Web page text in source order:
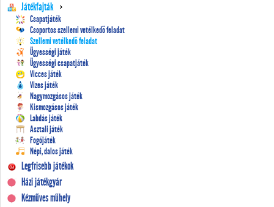
Játékfajták
Csapatjáték
Csoportos szellemi vetélkedő feladat
Szellemi vetélkedő feladat
Ügyességi játék
Ügyességi csapatjáték
Vicces játék
Vizes játék
Nagymozgásos játék
Kismozgásos játék
Labdás játék
Asztali játék
Fogójáték
Népi, dalos játék
Legfrisebb játékok
Házi játékgyár
Kézműves műhely